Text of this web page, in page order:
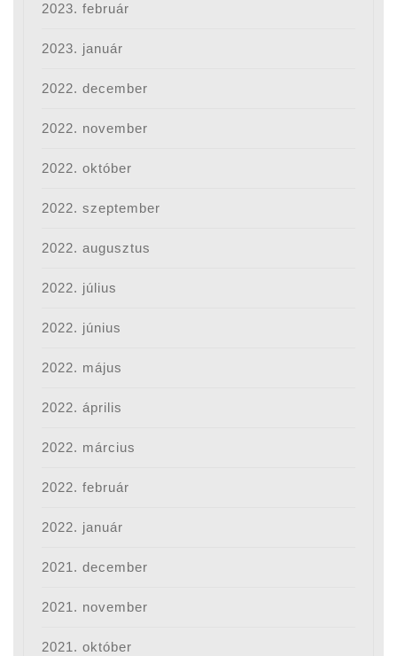
2023. február
2023. január
2022. december
2022. november
2022. október
2022. szeptember
2022. augusztus
2022. július
2022. június
2022. május
2022. április
2022. március
2022. február
2022. január
2021. december
2021. november
2021. október